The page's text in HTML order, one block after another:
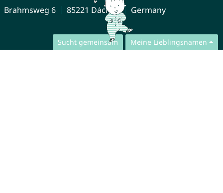
Sucht gemeinsam Meine Lieblingsnamen
Brahmsweg 6
85221 Dachau Germany